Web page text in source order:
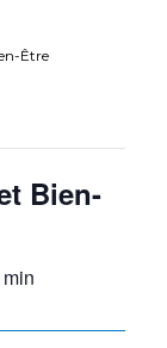
Être
Bien-